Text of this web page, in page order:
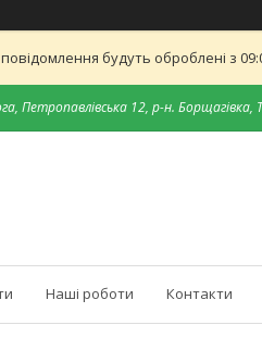
будуть оброблені з
Петропавлівська 12, р-н. Борщагівка,
Наші роботи Контакти